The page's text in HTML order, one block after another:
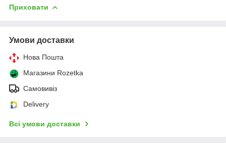
Приховати
Умови доставки
Нова Пошта
Магазини Rozetka
Самовивіз
Delivery
Всі умови доставки